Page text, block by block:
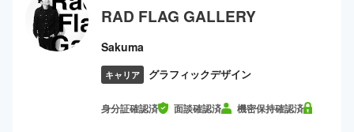
RAD FLAG GALLERY
Sakuma
キャリア グラフィックデザイン
身分証確認済 面談確認済 機密保持確認済